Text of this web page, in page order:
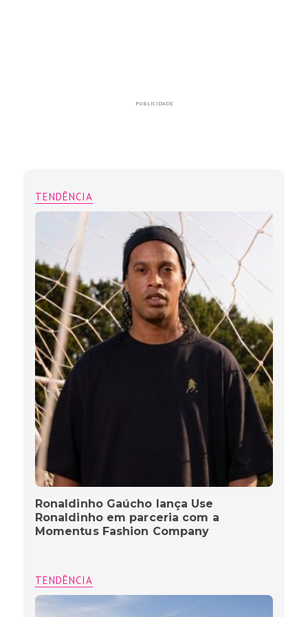
PUBLICIDADE
TENDÊNCIA
Ronaldinho Gaúcho lança Use
Ronaldinho em parceria com a
Momentus Fashion Company
TENDÊNCIA